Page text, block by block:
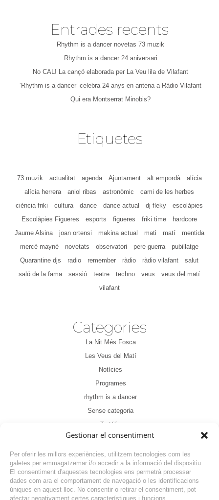
Gestionar el consentiment
Per oferir les millors experiències, utilitzem tecnologies com les
galetes per emmagatzemar i/o accedir a la informació del dispositiu.
El consentiment d'aquestes tecnologies ens permetrà processar
dades com ara el comportament de navegació o les identificacions
úniques en aquest lloc. No consentir o retirar el consentiment, pot
afectar negativament certes característiques i funcions.
Entrades recents
Rhythm is a dancer novetas 73 muzik
Rhythm is a dancer 24 aniversari
No CAL! La cançó elaborada per La Veu lila de Vilafant
‘Rhythm is a dancer’ celebra 24 anys en antena a Ràdio Vilafant
Qui era Montserrat Minobis?
Etiquetes
73 muzik actualitat agenda Ajuntament alt empordà
alícia
alícia herrera
aniol ribas astronòmic
cami de les herbes
ciència friki
cultura dance dance actual dj fleky
escolàpies
Escolàpies Figueres
esports figueres friki time
hardcore
Jaume Alsina
joan ortensi makina actual mati matí
mentida
mercè mayné
novetats observatori pere guerra
pubillatge
Quarantine djs
radio remember ràdio ràdio vilafant
salut
saló de la fama
sessió teatre techno veus
veus del matí
vilafant
Categories
La Nit Més Fosca
Les Veus del Matí
Notícies
Programes
rhythm is a dancer
Sense categoria
Tertúlia
NOTÍCIA ANTERIOR